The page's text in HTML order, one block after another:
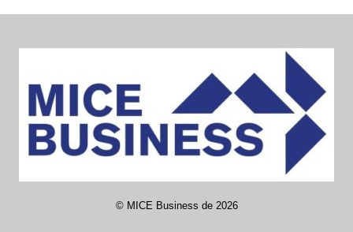
© MICE Business de2026